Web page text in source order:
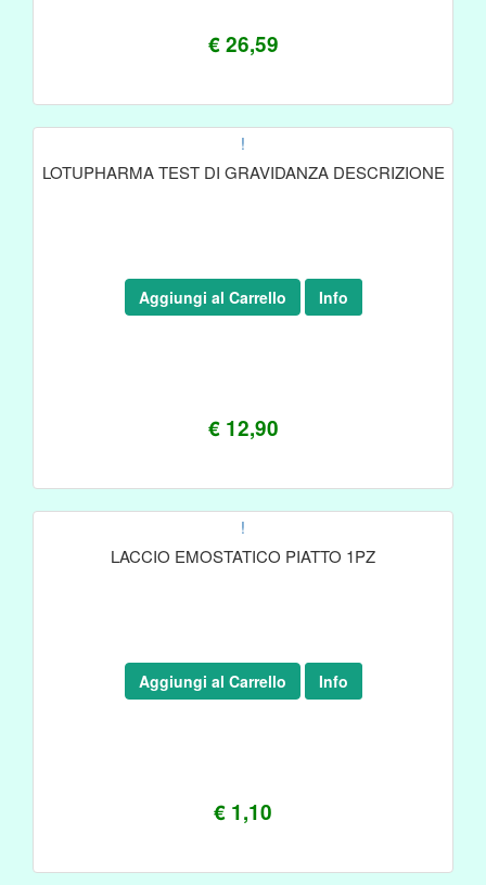
€ 26,59
!
LOTUPHARMA TEST DI GRAVIDANZA DESCRIZIONE
€ 12,90
Aggiungi al Carrello Info
!
LACCIO EMOSTATICO PIATTO 1PZ
€ 1,10
Aggiungi al Carrello Info